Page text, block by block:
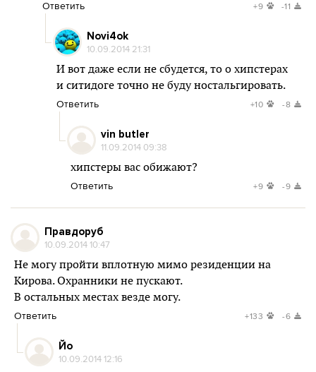
Ответить +9 -11
Novi4ok
10.09.2014 21:31
И вот даже если не сбудется, то о хипстерах
и ситидоге точно не буду ностальгировать.
Ответить +10 -8
vin butler
11.09.2014 09:38
хипстеры вас обижают?
Ответить +9 -9
Правдоруб
10.09.2014 10:47
Не могу пройти вплотную мимо резиденции на
Кирова. Охранники не пускают.
В остальных местах везде могу.
Ответить +133 -6
Йо
10.09.2014 12:16